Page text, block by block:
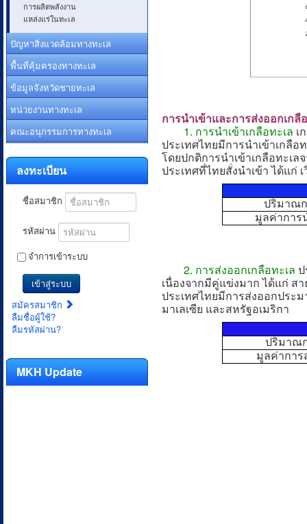
การผลิตพลังงาน
แหล่งแร่ในทะเล
ปัญหาสิ่งแวดล้อมทางทะเล
พื้นที่คุ้มครองทางทะเล
ข้อมูลจังหวัดชายทะเล
หน่วยงานทางทะเล
คณะอนุกรรมการทางทะเล
ลงทะเบียน
ชื่อสมาชิก
รหัสผ่าน
จำการเข้าระบบ
เข้าสู่ระบบ
สมัครสมาชิก
ลืมชื่อผู้ใช้?
ลืมรหัสผ่าน?
MKH Update
การนำเข้าและการส่งออกเกลื
1. การนำเข้าเกลือทะเล เ
ประเทศไทยมีการนำเข้าเกลื
โดยปกติการนำเข้าเกลือทะเ
ประเทศที่ไทยสั่งนำเข้า ได้แก่
ปริมาณก
มูลค่าการ
2. การส่งออกเกลือทะเล
เนื่องจากมีคู่แข่งมาก ได้แก่ ส
ประเทศไทยมีการส่งออกประ
มาเลเซีย และสหรัฐอเมริกา
ปริมาณ
มูลค่าการ